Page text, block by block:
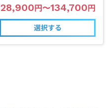
28,900円〜134,700円
選択する